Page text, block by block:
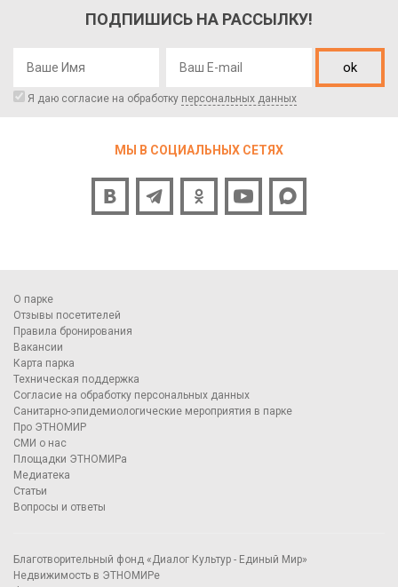
ПОДПИШИСЬ НА РАССЫЛКУ!
ok
Я даю согласие на обработку персональных данных
МЫ В СОЦИАЛЬНЫХ СЕТЯХ
О парке
Отзывы посетителей
Правила бронирования
Вакансии
Карта парка
Техническая поддержка
Согласие на обработку персональных данных
Санитарно-эпидемиологические мероприятия в парке
Про ЭТНОМИР
СМИ о нас
Площадки ЭТНОМИРа
Медиатека
Статьи
Вопросы и ответы
Благотворительный фонд «Диалог Культур - Единый Мир»
Недвижимость в ЭТНОМИРе